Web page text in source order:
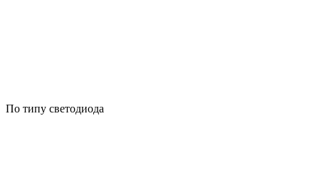
По типу светодиода